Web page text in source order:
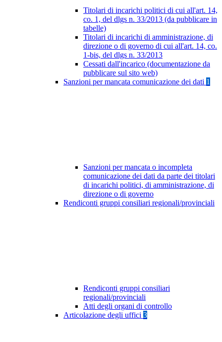
Titolari di incarichi politici di cui all'art. 14,
co. 1, del dlgs n. 33/2013 (da pubblicare in
tabelle)
Titolari di incarichi di amministrazione, di
direzione o di governo di cui all'art. 14, co.
1-bis, del dlgs n. 33/2013
Cessati dall'incarico (documentazione da
pubblicare sul sito web)
Sanzioni per mancata comunicazione dei dati 1
Sanzioni per mancata o incompleta
comunicazione dei dati da parte dei titolari
di incarichi politici, di amministrazione, di
direzione o di governo
Rendiconti gruppi consiliari regionali/provinciali
Rendiconti gruppi consiliari
regionali/provinciali
Atti degli organi di controllo
Articolazione degli uffici 3